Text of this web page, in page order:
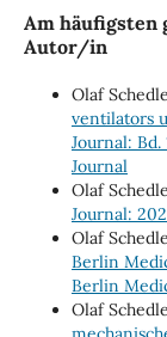
Am häufigsten
Autor/in
Olaf
ventilators
Journal:
Journal
Olaf
Journal:
Olaf
Berlin
Berlin
Olaf